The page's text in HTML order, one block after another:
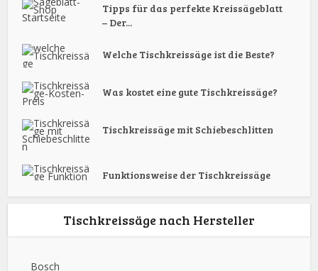
Tipps für das perfekte Kreissägeblatt
– Der...
Welche Tischkreissäge ist die Beste?
Was kostet eine gute Tischkreissäge?
Tischkreissäge mit Schiebeschlitten
Funktionsweise der Tischkreissäge
Tischkreissäge nach Hersteller
Bosch